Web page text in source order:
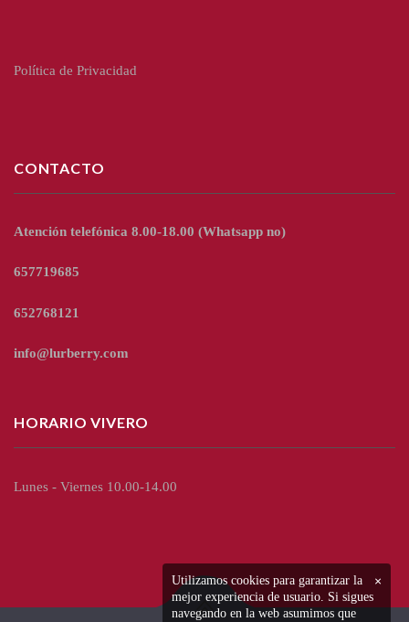
Política de Privacidad
CONTACTO
Atención telefónica 8.00-18.00 (Whatsapp no)
657719685
652768121
info@lurberry.com
HORARIO VIVERO
Lunes - Viernes 10.00-14.00
×
Utilizamos cookies para garantizar la
mejor experiencia de usuario. Si sigues
navegando en la web asumimos que